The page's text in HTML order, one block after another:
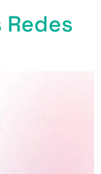
Redes